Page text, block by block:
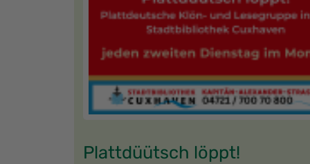
Plattdüütsch löppt!